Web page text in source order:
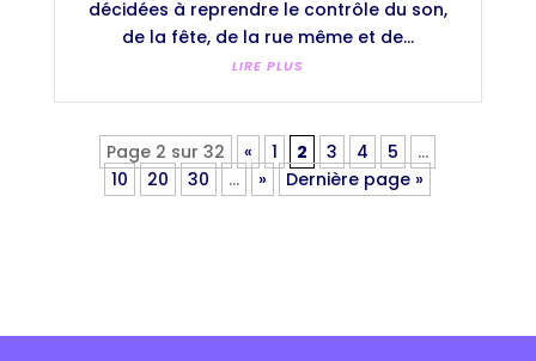
décidées à reprendre le contrôle du son,
de la fête, de la rue même et de...
LIRE PLUS
Page 2 sur 32 « 1 2 3 4 5
…
10
20 30 … » Dernière page »